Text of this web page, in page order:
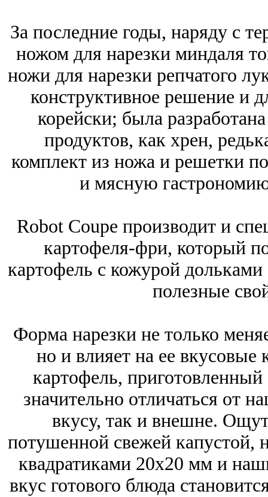
За последние годы, наряду с
ножом для нарезки миндаля
ножи для нарезки репчатого
конструктивное решение и
корейски; была
продуктов, как хрен,
комплект из ножа и решетки
и мясную
Robot Coupe производит и
картофеля-фри, который
картофель с кожурой
полезные
Форма нарезки не только
но и влияет на ее
картофель,
значительно отличаться от
вкусу, так и внешне.
потушенной свежей капустой,
квадратиками 20х20 мм и
вкус готового блюда